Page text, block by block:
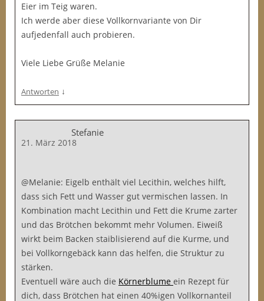
Eier im Teig waren.
Ich werde aber diese Vollkornvariante von Dir
aufjedenfall auch probieren.
Viele Liebe Grüße Melanie
Antworten ↓
Stefanie
21. März 2018
@Melanie: Eigelb enthält viel Lecithin, welches hilft,
dass sich Fett und Wasser gut vermischen lassen. In
Kombination macht Lecithin und Fett die Krume zarter
und das Brötchen bekommt mehr Volumen. Eiweiß
wirkt beim Backen staiblisierend auf die Kurme, und
bei Vollkorngebäck kann das helfen, die Struktur zu
stärken.
Eventuell wäre auch die Körnerblume ein Rezept für
dich, dass Brötchen hat einen 40%igen Vollkornanteil